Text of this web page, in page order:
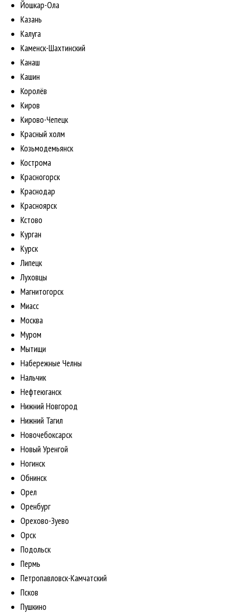
Йошкар-Ола
Казань
Калуга
Каменск-Шахтинский
Канаш
Кашин
Королёв
Киров
Кирово-Чепецк
Красный холм
Козьмодемьянск
Кострома
Красногорск
Краснодар
Красноярск
Кстово
Курган
Курск
Липецк
Луховцы
Магнитогорск
Миасс
Москва
Муром
Мытищи
Набережные Челны
Нальчик
Нефтеюганск
Нижний Новгород
Нижний Тагил
Новочебоксарск
Новый Уренгой
Ногинск
Обнинск
Орел
Оренбург
Орехово-Зуево
Орск
Подольск
Пермь
Петропавловск-Камчатский
Псков
Пушкино